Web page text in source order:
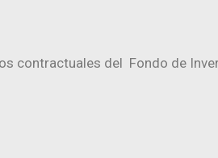
contractuales del Fondo de